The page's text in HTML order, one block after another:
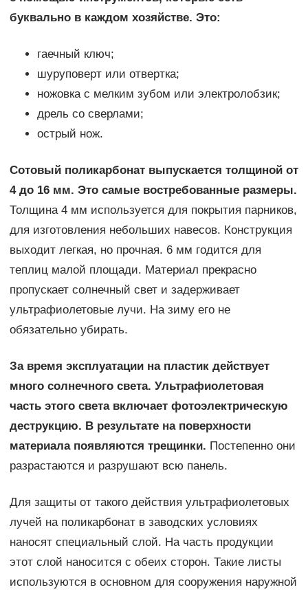
буквально в каждом хозяйстве. Это:
гаечный ключ;
шуруповерт или отвертка;
ножовка с мелким зубом или электролобзик;
дрель со сверлами;
острый нож.
Сотовый поликарбонат выпускается толщиной от
4 до 16 мм. Это самые востребованные размеры.
Толщина 4 мм используется для покрытия парников,
для изготовления небольших навесов. Конструкция
выходит легкая, но прочная. 6 мм годится для
теплиц малой площади. Материал прекрасно
пропускает солнечный свет и задерживает
ультрафиолетовые лучи. На зиму его не
обязательно убирать.
За время эксплуатации на пластик действует
много солнечного света. Ультрафиолетовая
часть этого света включает фотоэлектрическую
деструкцию. В результате на поверхности
материала появляются трещинки. Постепенно они
разрастаются и разрушают всю панель.
Для защиты от такого действия ультрафиолетовых
лучей на поликарбонат в заводских условиях
наносят специальный слой. На часть продукции
этот слой наносится с обеих сторон. Такие листы
используются в основном для сооружения наружной